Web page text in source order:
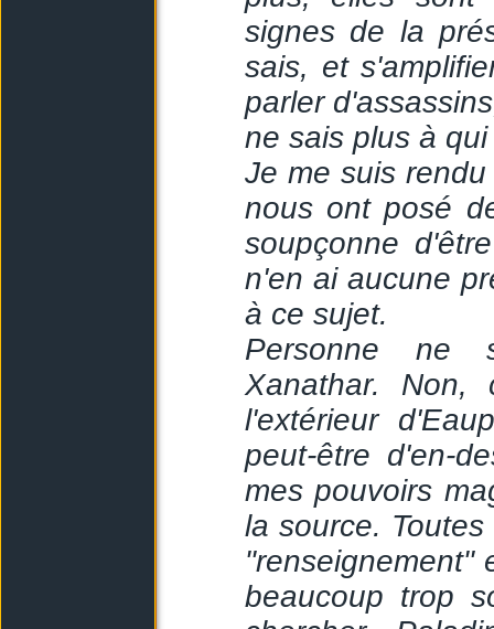
signes de la
sais, et
parler
ne sais plus à
Je me suis
nous ont posé
soupçonne
n'en ai aucune
à ce sujet.
Personne ne
Xanathar.
l'extérieur
peut-être d'en-
mes pouvoirs
la source.
"renseignement"
beaucoup trop